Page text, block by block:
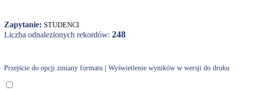
Zapytanie: STUDENCI
Liczba odnalezionych rekordów: 248
Przejście do opcji zmiany formatu Wyświetlenie wyników w wersji do druku